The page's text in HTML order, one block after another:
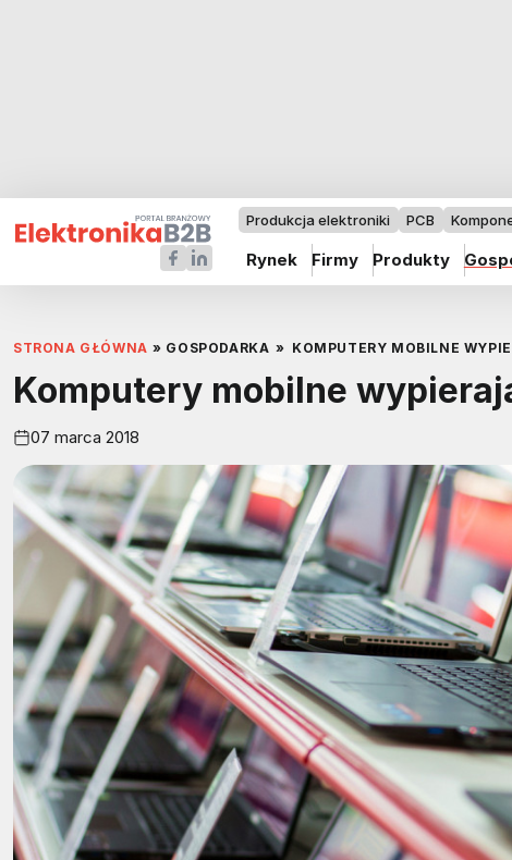
Produkcja elektroniki PCB
Rynek Firmy Produkty
STRONA GŁÓWNA » GOSPODARKA » KOMPUTERY MOBILNE
Komputery mobilne
07 marca 2018